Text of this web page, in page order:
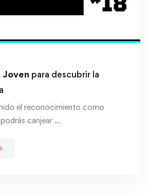
Joven para descubrir la
el reconocimiento como
canjear …